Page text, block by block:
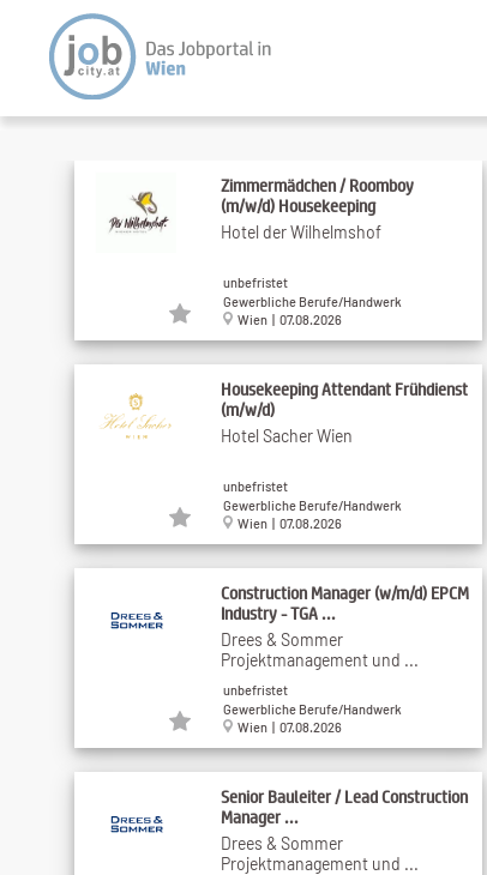
Zimmermädchen / Roomboy
(m/w/d) Housekeeping
Hotel der Wilhelmshof
unbefristet
Gewerbliche Berufe/Handwerk
Wien | 07.08.2026
Housekeeping Attendant Frühdienst
(m/w/d)
Hotel Sacher Wien
unbefristet
Gewerbliche Berufe/Handwerk
Wien | 07.08.2026
Construction Manager (w/m/d) EPCM
Industry - TGA ...
Drees & Sommer
Projektmanagement und ...
unbefristet
Gewerbliche Berufe/Handwerk
Wien | 07.08.2026
Senior Bauleiter / Lead Construction
Manager ...
Drees & Sommer
Projektmanagement und ...